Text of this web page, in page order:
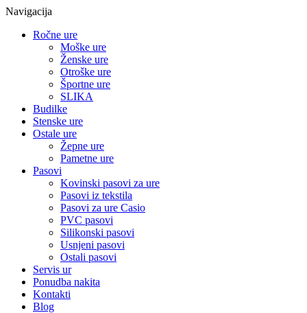
Navigacija
Ročne ure
Moške ure
Ženske ure
Otroške ure
Športne ure
SLIKA
Budilke
Stenske ure
Ostale ure
Žepne ure
Pametne ure
Pasovi
Kovinski pasovi za ure
Pasovi iz tekstila
Pasovi za ure Casio
PVC pasovi
Silikonski pasovi
Usnjeni pasovi
Ostali pasovi
Servis ur
Ponudba nakita
Kontakti
Blog